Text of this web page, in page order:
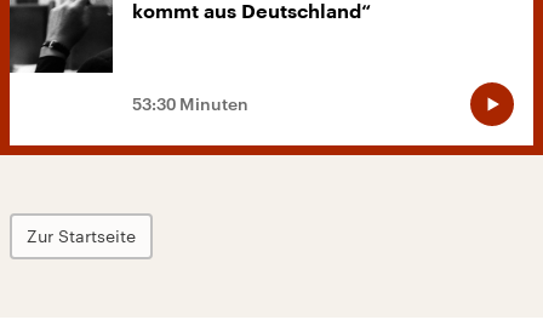
kommt aus Deutschland“
53:30 Minuten
Zur Startseite